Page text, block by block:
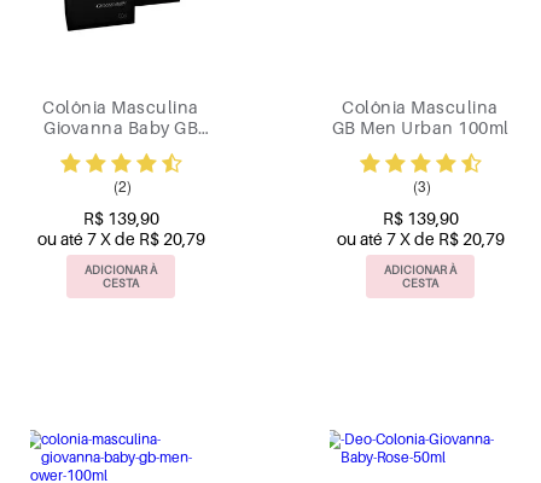
Colônia Masculina
Giovanna Baby GB
(2)
R$ 139,90
ou até 7 X de R$ 20,79
ADICIONAR À
CESTA
Colônia Masculina
GB Men Urban 100ml
(3)
R$ 139,90
ou até 7 X de R$ 20,79
ADICIONAR À
CESTA